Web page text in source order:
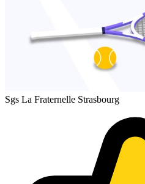
Sgs La Fraternelle Strasbourg